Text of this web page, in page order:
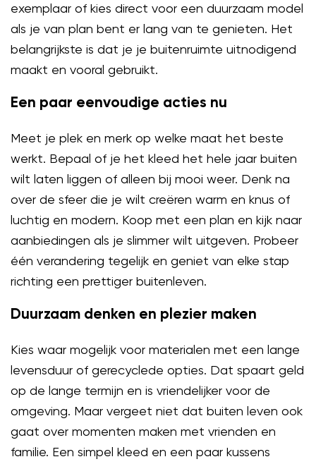
exemplaar of kies direct voor een duurzaam model
als je van plan bent er lang van te genieten. Het
belangrijkste is dat je je buitenruimte uitnodigend
maakt en vooral gebruikt.
Een paar eenvoudige acties nu
Meet je plek en merk op welke maat het beste
werkt. Bepaal of je het kleed het hele jaar buiten
wilt laten liggen of alleen bij mooi weer. Denk na
over de sfeer die je wilt creëren warm en knus of
luchtig en modern. Koop met een plan en kijk naar
aanbiedingen als je slimmer wilt uitgeven. Probeer
één verandering tegelijk en geniet van elke stap
richting een prettiger buitenleven.
Duurzaam denken en plezier maken
Kies waar mogelijk voor materialen met een lange
levensduur of gerecyclede opties. Dat spaart geld
op de lange termijn en is vriendelijker voor de
omgeving. Maar vergeet niet dat buiten leven ook
gaat over momenten maken met vrienden en
familie. Een simpel kleed en een paar kussens